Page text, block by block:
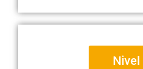
Nivel